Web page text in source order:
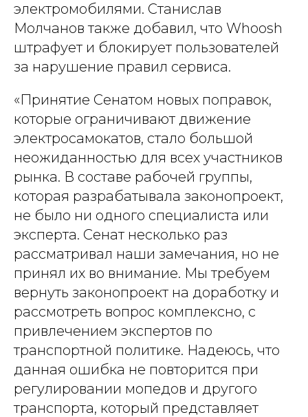
электромобилями. Станислав
Молчанов также добавил, что Whoosh
штрафует и блокирует пользователей
за нарушение правил сервиса.
«Принятие Сенатом новых поправок,
которые ограничивают движение
электросамокатов, стало большой
неожиданностью для всех участников
рынка. В составе рабочей группы,
которая разрабатывала законопроект,
не было ни одного специалиста или
эксперта. Сенат несколько раз
рассматривал наши замечания, но не
принял их во внимание. Мы требуем
вернуть законопроект на доработку и
рассмотреть вопрос комплексно, с
привлечением экспертов по
транспортной политике. Надеюсь, что
данная ошибка не повторится при
регулировании мопедов и другого
транспорта, который представляет